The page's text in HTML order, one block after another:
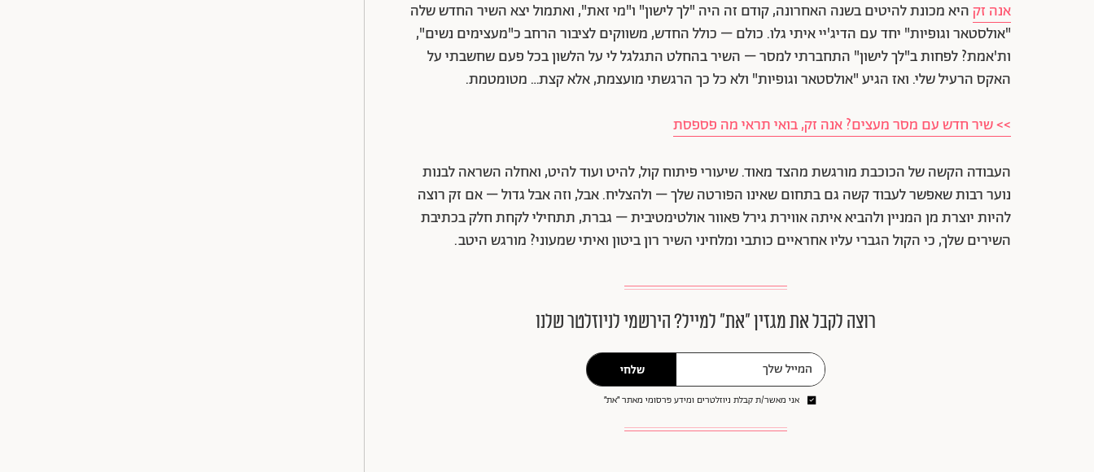
אנה זקהיא מכונת להיטים בשנה האחרונה, קודם זה היה "לך לישון" ו"מי זאת", ואתמול יצא השיר החדש שלה
"אולסטאר וגופיות" יחד עם הדיג'יי איתי גלו. כולם – כולל החדש, משווקים לציבור הרחב כ"מעצימים נשים",
ות'אמת? לפחות ב"לך לישון" התחברתי למסר – השיר בהחלט התגלגל לי על הלשון בכל פעם שחשבתי על
האקס הרעיל שלי. ואז הגיע "אולסטאר וגופיות" ולא כל כך הרגשתי מועצמת, אלא קצת… מטומטמת.
>> שיר חדש עם מסר מעצים? אנה זק, בואי תראי מה פספסת
העבודה הקשה של הכוכבת מורגשת מהצד מאוד. שיעורי פיתוח קול, להיט ועוד להיט, ואחלה השראה לבנות
נוער רבות שאפשר לעבוד קשה גם בתחום שאינו הפורטה שלך – ולהצליח. אבל, וזה אבל גדול – אם זק רוצה
להיות יוצרת מן המניין ולהביא איתה אווירת גירל פאוור אולטימטיבית – גברת, תתחילי לקחת חלק בכתיבת
השירים שלך, כי הקול הגברי עליו אחראיים כותבי ומלחיני השיר רון ביטון ואיתי שמעוני? מורגש היטב.
רוצה לקבל את מגזין ״את״ למייל? הירשמי לניוזלטר שלנו
שלחי
אני מאשר/ת קבלת ניוזלטרים ומידע פרסומי מאתר ״את״